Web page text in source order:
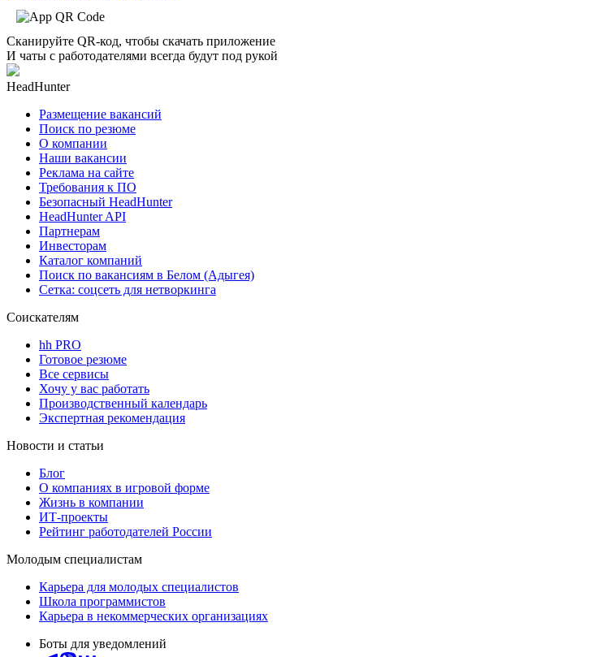
Сканируйте QR-код, чтобы скачать приложение
И чаты с работодателями всегда будут под рукой
HeadHunter
Размещение вакансий
Поиск по резюме
О компании
Наши вакансии
Реклама на сайте
Требования к ПО
Безопасный HeadHunter
HeadHunter API
Партнерам
Инвесторам
Каталог компаний
Поиск по вакансиям в Белом (Адыгея)
Сетка: соцсеть для нетворкинга
Соискателям
hh PRO
Готовое резюме
Все сервисы
Хочу у вас работать
Производственный календарь
Экспертная рекомендация
Новости и статьи
Блог
О компаниях в игровой форме
Жизнь в компании
ИТ-проекты
Рейтинг работодателей России
Молодым специалистам
Карьера для молодых специалистов
Школа программистов
Карьера в некоммерческих организациях
Боты для уведомлений